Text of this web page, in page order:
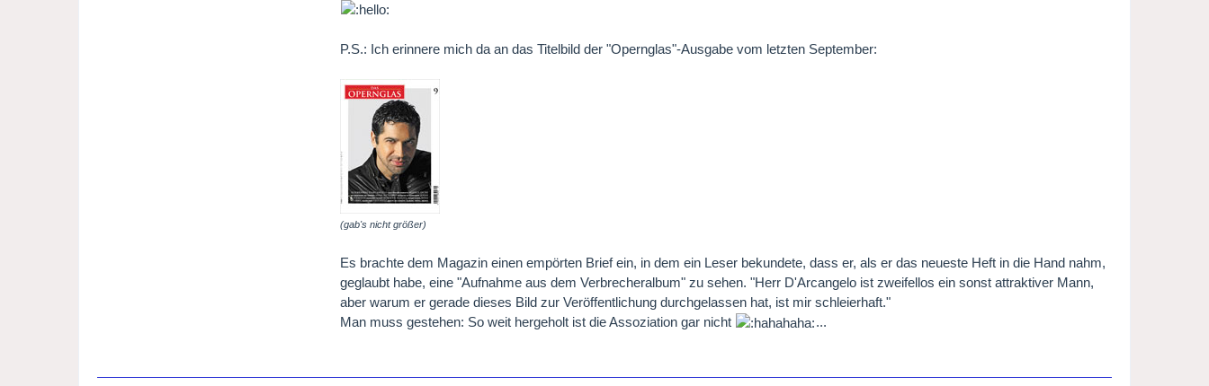
P.S.: Ich erinnere mich da an das Titelbild der "Opernglas"-Ausgabe vom letzten September:
(gab's nicht größer)
Es brachte dem Magazin einen empörten Brief ein, in dem ein Leser bekundete, dass er, als er das neueste Heft in die Hand nahm,
geglaubt habe, eine "Aufnahme aus dem Verbrecheralbum" zu sehen. "Herr D'Arcangelo ist zweifellos ein sonst attraktiver Mann,
aber warum er gerade dieses Bild zur Veröffentlichung durchgelassen hat, ist mir schleierhaft."
Man muss gestehen: So weit hergeholt ist die Assoziation gar nicht
...